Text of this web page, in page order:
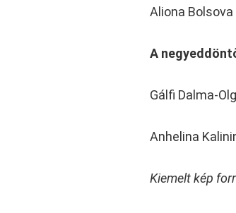
Aliona
A
Gálfi Dalma-
Anhelina
Kiemelt kép